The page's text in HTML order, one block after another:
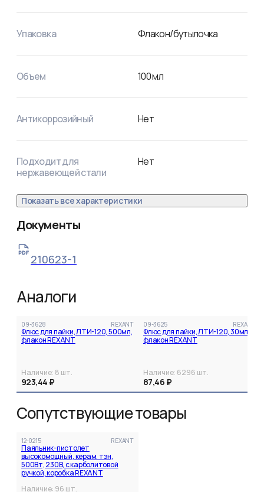
Упаковка Флакон/бутылочка
Объем 100мл
Антикоррозийный Нет
Подходит для
нержавеющей стали
Нет
Показать все характеристики
Документы
210623-1
Аналоги
09-3628 REXANT
Флюс для пайки, ЛТИ-120, 500мл,
флакон REXANT
Наличие: 8 шт.
923,44 ₽
09-3625 REXANT
Флюс для пайки, ЛТИ-120, 30мл,
флакон REXANT
Наличие: 6296 шт.
87,46 ₽
Сопутствующие товары
12-0215 REXANT
Паяльник-пистолет
высокомощный, керам. тэн,
500Вт, 230В, с карболитовой
ручкой, коробка REXANT
Наличие: 96 шт.